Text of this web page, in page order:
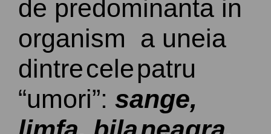
de predominanta in
organism a uneia
dintrecelepatru
“umori”: sange,